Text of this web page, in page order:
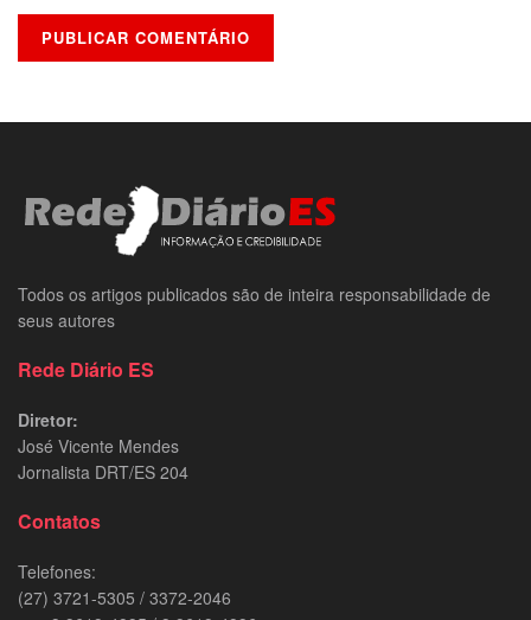
Todos os artigos publicados são de inteira responsabilidade de
seus autores
Rede Diário ES
Diretor:
José Vicente Mendes
Jornalista DRT/ES 204
Contatos
Telefones:
(27) 3721-5305 / 3372-2046